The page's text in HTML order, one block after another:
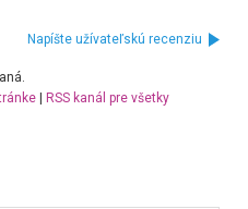
Napíšte užívateľskú recenziu
| RSS kanál pre všetky